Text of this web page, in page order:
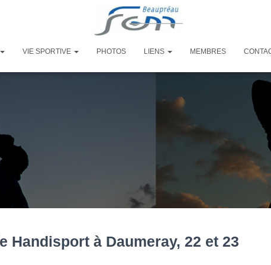
VIE SPORTIVE PHOTOS LIENS MEMBRES
Handisport à Daumeray, 22 et 23